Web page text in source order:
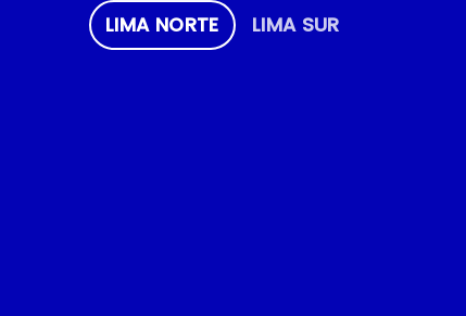
LIMA NORTE LIMA SUR